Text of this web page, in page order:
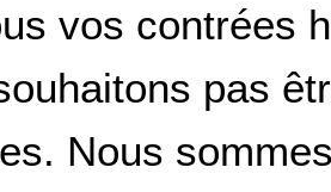
vos contrées
pas
Nous